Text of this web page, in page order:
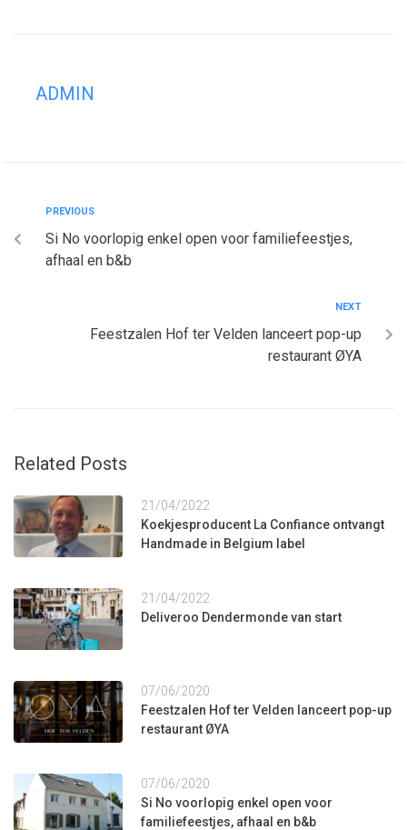
ADMIN
PREVIOUS
Si No voorlopig enkel open voor familiefeestjes,
afhaal en b&b
NEXT
Feestzalen Hof ter Velden lanceert pop-up
restaurant ØYA
Related Posts
21/04/2022
Koekjesproducent La Confiance ontvangt
Handmade in Belgium label
21/04/2022
Deliveroo Dendermonde van start
07/06/2020
Feestzalen Hof ter Velden lanceert pop-up
restaurant ØYA
07/06/2020
Si No voorlopig enkel open voor
familiefeestjes, afhaal en b&b